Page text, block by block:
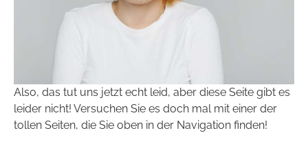
Also, das tut uns jetzt echt leid, aber diese Seite gibt es
leider nicht! Versuchen Sie es doch mal mit einer der
tollen Seiten, die Sie oben in der Navigation finden!